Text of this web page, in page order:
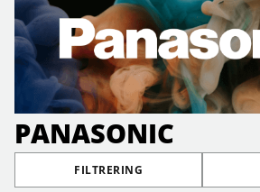
PANASONIC
FILTRERING